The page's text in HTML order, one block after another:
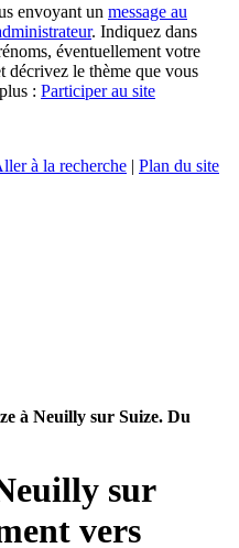
envoyant un message au
. Indiquez dans
éventuellement votre
décrivez le thème que vous
: Participer au site
à la recherche | Plan du site
à Neuilly sur Suize. Du
sur
vers